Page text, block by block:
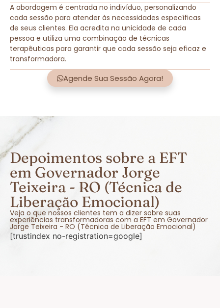
A abordagem é centrada no indivíduo, personalizando
cada sessão para atender às necessidades específicas
de seus clientes. Ela acredita na unicidade de cada
pessoa e utiliza uma combinação de técnicas
terapêuticas para garantir que cada sessão seja eficaz e
transformadora.
Agende Sua Sessão Agora!
Depoimentos sobre a EFT
em Governador Jorge
Teixeira - RO (Técnica de
Liberação Emocional)
Veja o que nossos clientes tem a dizer sobre suas
experiências transformadoras com a EFT em Governador
Jorge Teixeira - RO (Técnica de Liberação Emocional)
[trustindex no-registration=google]